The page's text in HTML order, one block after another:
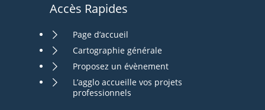
Accès Rapides
Page d’accueil
Cartographie générale
Proposez un évènement
L’agglo accueille vos projets
professionnels